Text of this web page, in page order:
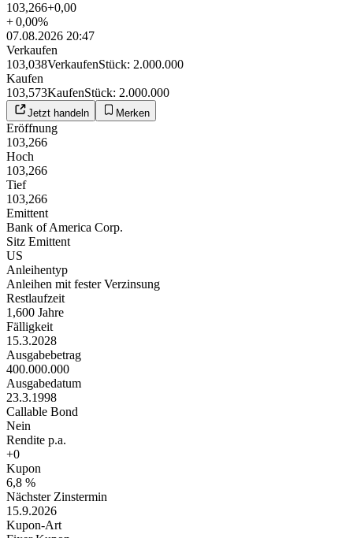
103,266+0,00
+0,00%
07.08.2026 20:47
Verkaufen
103,038VerkaufenStück: 2.000.000
Kaufen
103,573KaufenStück: 2.000.000
Jetzt handeln Merken
Eröffnung
103,266
Hoch
103,266
Tief
103,266
Emittent
Bank of America Corp.
Sitz Emittent
US
Anleihentyp
Anleihen mit fester Verzinsung
Restlaufzeit
1,600 Jahre
Fälligkeit
15.3.2028
Ausgabebetrag
400.000.000
Ausgabedatum
23.3.1998
Callable Bond
Nein
Rendite p.a.
+0
Kupon
6,8 %
Nächster Zinstermin
15.9.2026
Kupon-Art